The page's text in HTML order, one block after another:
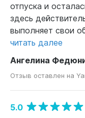
отпуска и
здесь
выполняет свои
читать далее
Ангелина
Отзыв оставлен на
5.0